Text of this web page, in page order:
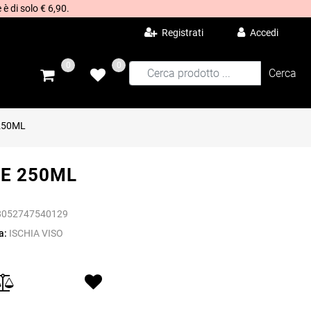
di solo € 6,90.
Registrati Accedi
0 0
250ML
ISCHIA VISO